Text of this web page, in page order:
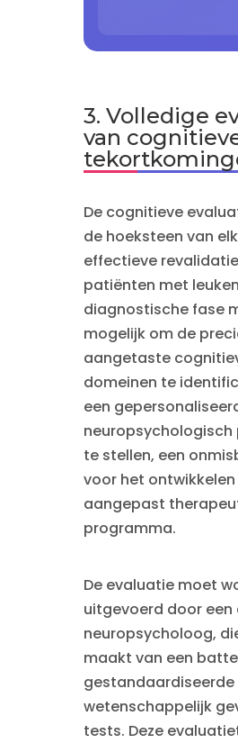
3. Volledige
van
De cognitieve
de hoeksteen van
effectieve
patiënten met
diagnostische fase
mogelijk om de
aangetaste
domeinen te
een
neuropsychologisch
te stellen, een
voor het ontwikkelen
aangepast
programma.
De evaluatie moet
uitgevoerd door een
neuropsycholoog,
maakt van een
gestandaardiseerde
wetenschappelijk
tests. Deze